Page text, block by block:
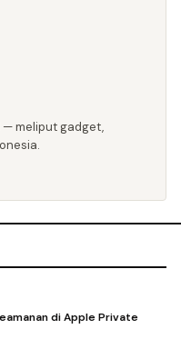
— meliput gadget,
di Apple Private